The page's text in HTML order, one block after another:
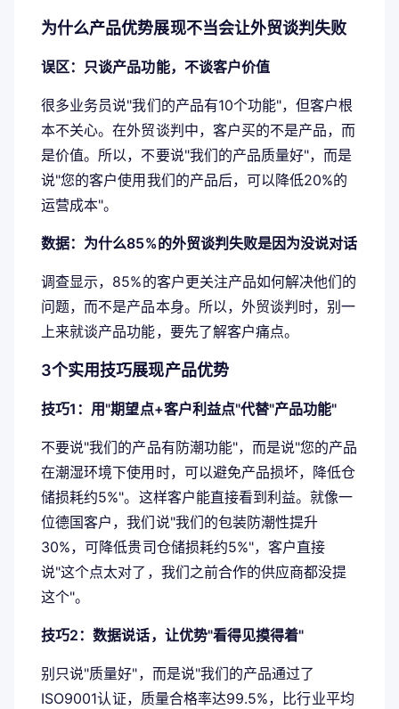
为什么产品优势展现不当会让外贸谈判失败
误区：只谈产品功能，不谈客户价值
很多业务员说"我们的产品有10个功能"，但客户根
本不关心。在外贸谈判中，客户买的不是产品，而
是价值。所以，不要说"我们的产品质量好"，而是
说"您的客户使用我们的产品后，可以降低20%的
运营成本"。
数据：为什么85%的外贸谈判失败是因为没说对话
调查显示，85%的客户更关注产品如何解决他们的
问题，而不是产品本身。所以，外贸谈判时，别一
上来就谈产品功能，要先了解客户痛点。
3个实用技巧展现产品优势
技巧1：用"期望点+客户利益点"代替"产品功能"
不要说"我们的产品有防潮功能"，而是说"您的产品
在潮湿环境下使用时，可以避免产品损坏，降低仓
储损耗约5%"。这样客户能直接看到利益。就像一
位德国客户，我们说"我们的包装防潮性提升
30%，可降低贵司仓储损耗约5%"，客户直接
说"这个点太对了，我们之前合作的供应商都没提
这个"。
技巧2：数据说话，让优势"看得见摸得着"
别只说"质量好"，而是说"我们的产品通过了
ISO9001认证，质量合格率达99.5%，比行业平均